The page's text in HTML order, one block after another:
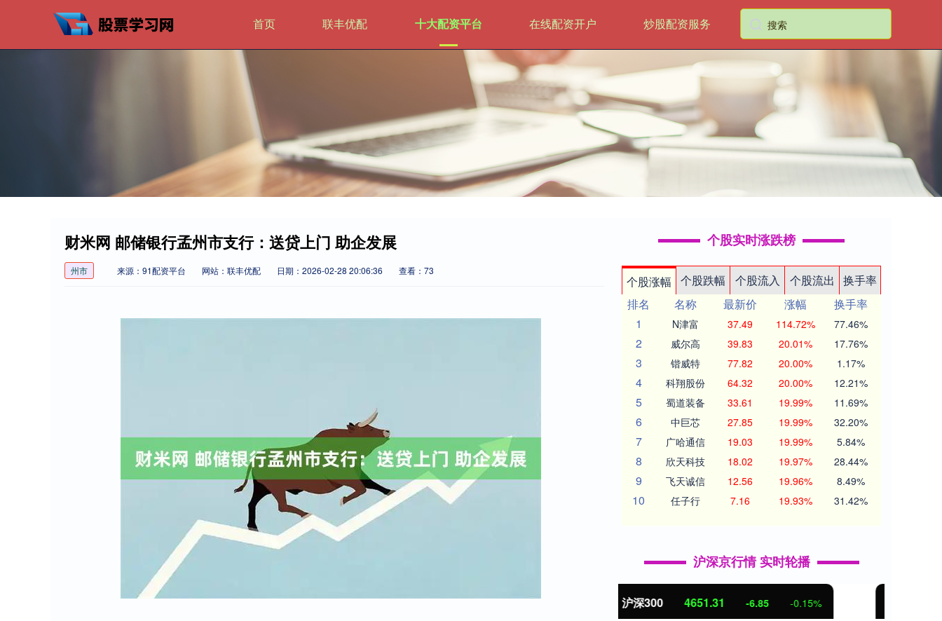
首页 联丰优配 十大配资平台 在线配资开户 炒股配资服务
财米网 邮储银行孟州市支行：送贷上门 助企发展
州市 来源：91配资平台 网站：联丰优配 日期：2026-02-28 20:06:36 查看：73
个股实时涨跌榜
个股涨幅 个股跌幅 个股流入 个股流出
换手率
排名
名称 最新价 涨幅
换手率
1
N津富 37.49 114.72% 77.46%
2 威尔高 39.83 20.01% 17.76%
3 锴威特 77.82 20.00% 1.17%
4 科翔股份 64.32 20.00% 12.21%
5 蜀道装备 33.61 19.99% 11.69%
6 中巨芯 27.85 19.99% 32.20%
7 广哈通信 19.03 19.99% 5.84%
8 欣天科技 18.02 19.97% 28.44%
9 飞天诚信 12.56 19.96% 8.49%
10 任子行 7.16 19.93% 31.42%
沪深京行情 实时轮播
深证成指 14110.12 -34.08 -0.24% 沪深300 4651.31 -6.85 北证50 1122.88 3.42 0.30%